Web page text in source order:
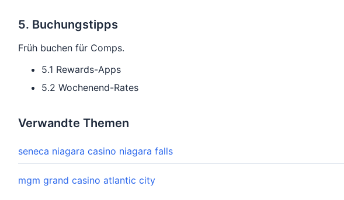
5. Buchungstipps
Früh buchen für Comps.
5.1 Rewards-Apps
5.2 Wochenend-Rates
Verwandte Themen
seneca niagara casino niagara falls
mgm grand casino atlantic city